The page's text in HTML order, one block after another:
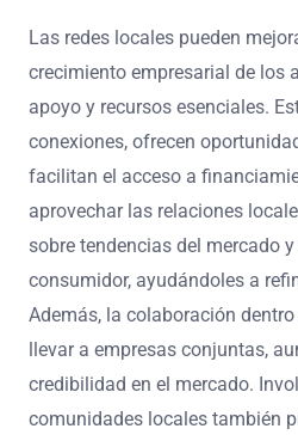
Las redes locales pueden
crecimiento empresarial de los
apoyo y recursos esenciales.
conexiones, ofrecen
facilitan el acceso a
aprovechar las relaciones
sobre tendencias del mercado y
consumidor, ayudándoles a
Además, la colaboración
llevar a empresas conjuntas,
credibilidad en el mercado.
comunidades locales también